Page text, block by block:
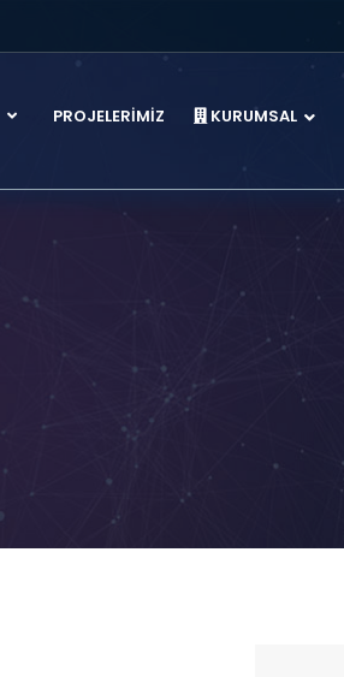
PROJELERİMİZ KURUMSAL